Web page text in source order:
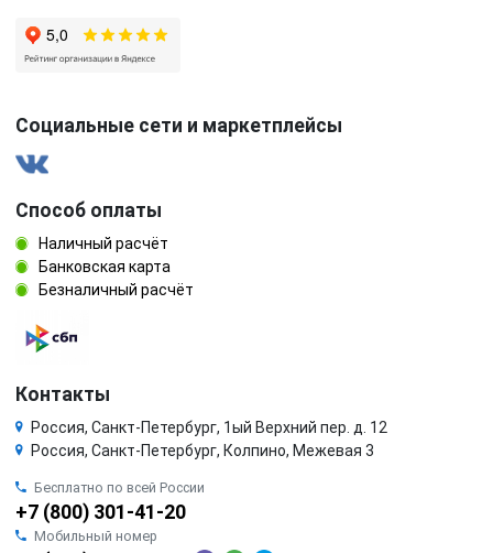
Социальные сети и маркетплейсы
Способ оплаты
Наличный расчёт
Банковская карта
Безналичный расчёт
Контакты
Россия, Санкт-Петербург, 1ый Верхний пер. д. 12
Россия, Санкт-Петербург, Колпино, Межевая 3
Бесплатно по всей России
+7 (800) 301-41-20
Мобильный номер